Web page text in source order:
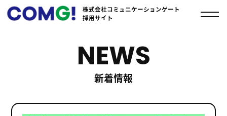
株式会社コミュニケーションゲート
採用サイト
新着情報
NEWS